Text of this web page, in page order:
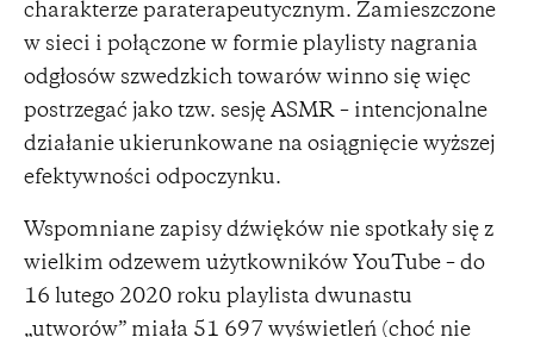
charakterze paraterapeutycznym. Zamieszczone
w sieci i połączone w formie playlisty nagrania
odgłosów szwedzkich towarów winno się więc
postrzegać jako tzw. sesję ASMR – intencjonalne
działanie ukierunkowane na osiągnięcie wyższej
efektywności odpoczynku.
Wspomniane zapisy dźwięków nie spotkały się z
wielkim odzewem użytkowników YouTube – do
16 lutego 2020 roku playlista dwunastu
„utworów” miała 51 697 wyświetleń (choć nie